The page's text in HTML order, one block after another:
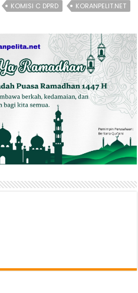
KOMISI C DPRD KORANPELIT.NET